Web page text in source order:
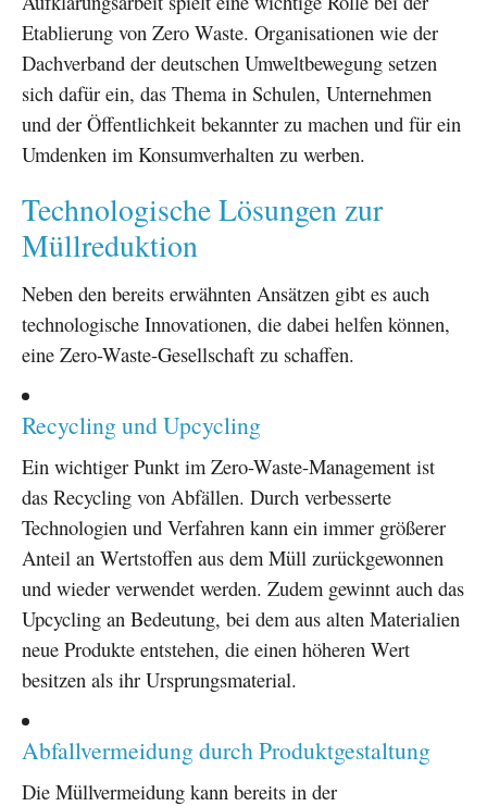
Etablierung von Zero Waste. Organisationen wie der
Dachverband der deutschen Umweltbewegung setzen
sich dafür ein, das Thema in Schulen, Unternehmen
und der Öffentlichkeit bekannter zu machen und für ein
Umdenken im Konsumverhalten zu werben.
Technologische Lösungen zur
Müllreduktion
Neben den bereits erwähnten Ansätzen gibt es auch
technologische Innovationen, die dabei helfen können,
eine Zero-Waste-Gesellschaft zu schaffen.
Recycling und Upcycling
Ein wichtiger Punkt im Zero-Waste-Management ist
das Recycling von Abfällen. Durch verbesserte
Technologien und Verfahren kann ein immer größerer
Anteil an Wertstoffen aus dem Müll zurückgewonnen
und wieder verwendet werden. Zudem gewinnt auch das
Upcycling an Bedeutung, bei dem aus alten Materialien
neue Produkte entstehen, die einen höheren Wert
besitzen als ihr Ursprungsmaterial.
Abfallvermeidung durch Produktgestaltung
Die Müllvermeidung kann bereits in der